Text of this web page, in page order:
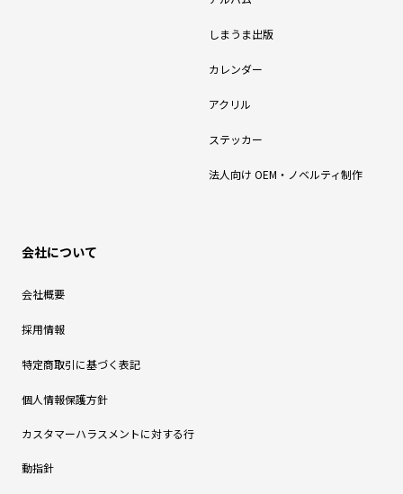
しまうま出版
カレンダー
アクリル
ステッカー
法人向け OEM・ノベルティ制作
会社について
会社概要
採用情報
特定商取引に基づく表記
個人情報保護方針
カスタマーハラスメントに対する行
動指針